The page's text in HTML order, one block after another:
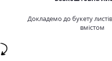
Докладемо до букету
вмістом